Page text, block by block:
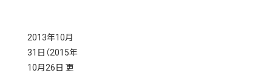
2013年10月
31日 （2015年
10月26日 更